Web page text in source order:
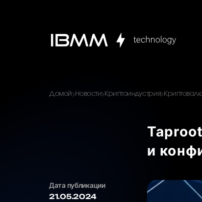
Домой Новости Криптоиндустрия
и
Дата публикации
21.05.2024